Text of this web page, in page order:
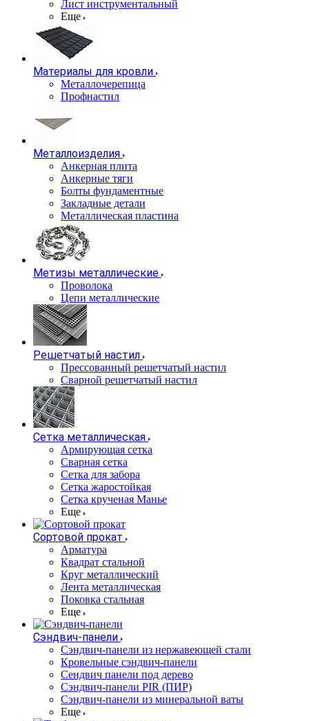
Лист инструментальный
Еще
Материалы для кровли
Металлочерепица
Профнастил
Металлоизделия
Анкерная плита
Анкерные тяги
Болты фундаментные
Закладные детали
Металлическая пластина
Метизы металлические
Проволока
Цепи металлические
Решетчатый настил
Прессованный решетчатый настил
Сварной решетчатый настил
Сетка металлическая
Армирующая сетка
Сварная сетка
Сетка для забора
Сетка жаростойкая
Сетка крученая Манье
Еще
Сортовой прокат
Арматура
Квадрат стальной
Круг металлический
Лента металлическая
Поковка стальная
Еще
Сэндвич-панели
Cэндвич-панели из нержавеющей стали
Кровельные сэндвич-панели
Сендвич панели под дерево
Сэндвич-панели PIR (ПИР)
Сэндвич-панели из минеральной ваты
Еще